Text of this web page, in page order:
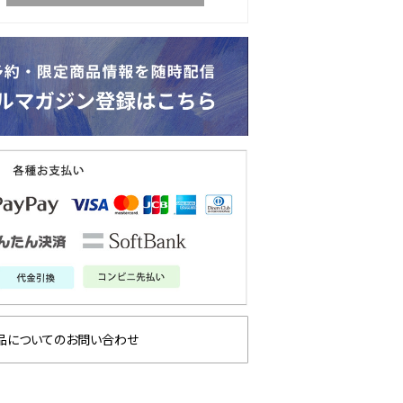
についてのお問い合わせ